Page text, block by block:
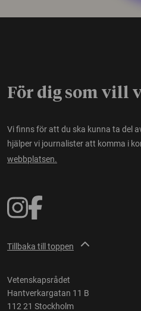
För dig som vill
Vi finns för att du ska kunna ta del
hjälper vi journalister att komma i
webbplatsen.
Tillbaka till toppen
Vetenskapsrådet
Hantverkargatan 11 B
112 21 Stockholm